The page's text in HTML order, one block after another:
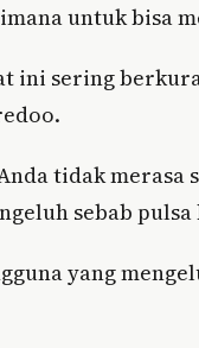
untuk bisa
ini sering
tidak
sebab
yang